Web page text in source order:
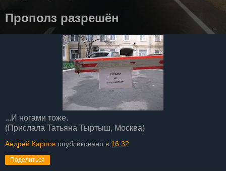
Прополз разрешён
...И ногами тоже.
(Прислала Татьяна Тыртыш, Москва)
Андрей Карпов опубликовано в 16:32
Поделиться